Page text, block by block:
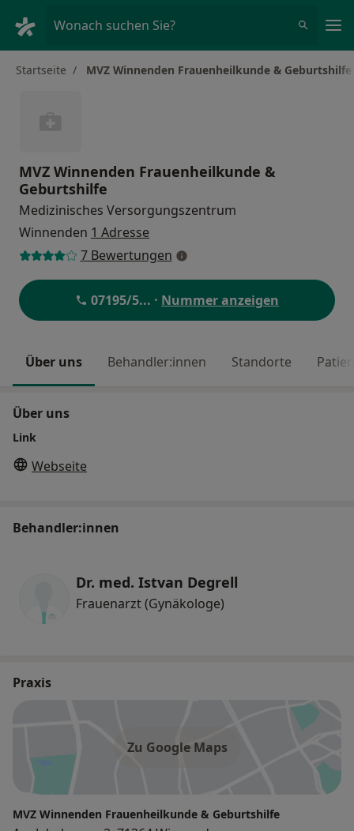
Wonach suchen Sie?
Startseite MVZ Winnenden Frauenheilkunde & Geburtshilfe
MVZ Winnenden Frauenheilkunde &
Geburtshilfe
Medizinisches Versorgungszentrum
Winnenden 1 Adresse
7 Bewertungen
07195/5... · Nummer anzeigen
Über uns Behandler:innen Standorte
Über uns
Link
Webseite
Behandler:innen
Dr. med. Istvan Degrell
Frauenarzt (Gynäkologe)
Praxis
Zu Google Maps
MVZ Winnenden Frauenheilkunde & Geburtshilfe